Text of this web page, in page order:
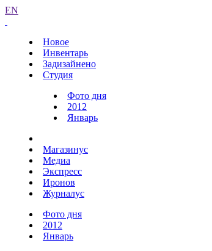
EN
Новое
Инвентарь
Задизайнено
Студия
Фото дня
2012
Январь
Магазинус
Медиа
Экспресс
Иронов
Журналус
Фото дня
2012
Январь